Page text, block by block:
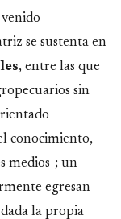
se sustenta en
, entre las que
sin
conocimiento,
medios-; un
egresan
dada la propia